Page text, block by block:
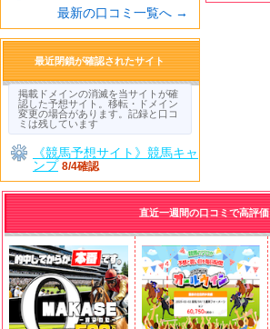
最新の口コミ一覧へ →
最近閉鎖が確認されたサイト
掲載ドメインの消滅を当サイトが確
認した予想サイト。移転・ドメイン
変更の場合があります。記録と口コ
ミは残しています
《競馬予想サイト》競馬キャ
ンプ 8/4確認
直近一週間の口コミで高評価